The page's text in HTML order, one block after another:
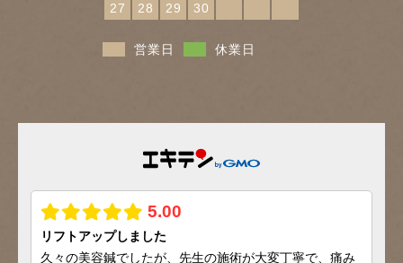
27
28 29 30
営業日 休業日